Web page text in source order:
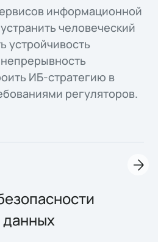
информационной
человеческий
устройчивость
ИБ-стратегию в
регуляторов.